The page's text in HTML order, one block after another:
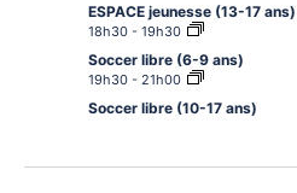
ESPACE jeunesse (13-17 ans)
18h30- 19h30
Soccer libre (6-9 ans)
19h30- 21h00
Soccer libre (10-17 ans)